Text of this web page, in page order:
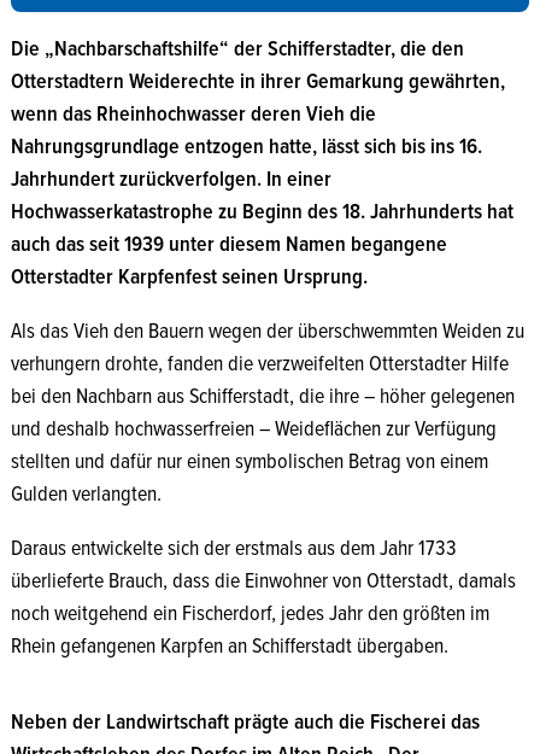
Die „Nachbarschaftshilfe“ der Schifferstadter, die den
Otterstadtern Weiderechte in ihrer Gemarkung gewährten,
wenn das Rheinhochwasser deren Vieh die
Nahrungsgrundlage entzogen hatte, lässt sich bis ins 16.
Jahrhundert zurückverfolgen. In einer
Hochwasserkatastrophe zu Beginn des 18. Jahrhunderts hat
auch das seit 1939 unter diesem Namen begangene
Otterstadter Karpfenfest seinen Ursprung.
Als das Vieh den Bauern wegen der überschwemmten Weiden zu
verhungern drohte, fanden die verzweifelten Otterstadter Hilfe
bei den Nachbarn aus Schifferstadt, die ihre – höher gelegenen
und deshalb hochwasserfreien – Weideflächen zur Verfügung
stellten und dafür nur einen symbolischen Betrag von einem
Gulden verlangten.
Daraus entwickelte sich der erstmals aus dem Jahr 1733
überlieferte Brauch, dass die Einwohner von Otterstadt, damals
noch weitgehend ein Fischerdorf, jedes Jahr den größten im
Rhein gefangenen Karpfen an Schifferstadt übergaben.
Neben der Landwirtschaft prägte auch die Fischerei das